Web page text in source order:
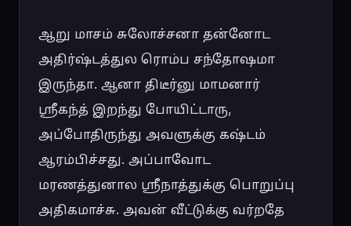
ஆறு மாசம் சுலோச்சனா தன்னோட
அதிர்ஷ்டத்துல ரொம்ப சந்தோஷமா
இருந்தா. ஆனா திடீர்னு மாமனார்
ஸ்ரீகந்த் இறந்து போயிட்டாரு,
அப்போதிருந்து அவளுக்கு கஷ்டம்
ஆரம்பிச்சது. அப்பாவோட
மரணத்துனால ஸ்ரீநாத்துக்கு பொறுப்பு
அதிகமாச்சு. அவன் வீட்டுக்கு வர்றதே